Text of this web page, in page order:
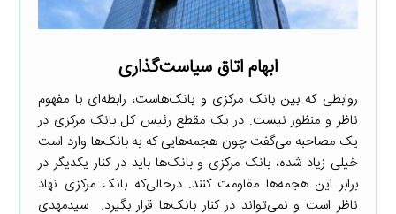
ابهام اتاق سیاست‌گذاری
روابطی که بین بانک‌ مرکزی و بانک‌هاست، رابطه‌ای با مفهوم
ناظر و منظور نیست. در یک مقطع رئیس کل بانک مرکزی در
یک مصاحبه می‌گفت چون هجمه‌‌هایی که به بانک‌ها وارد است
خیلی زیاد شده، بانک مرکزی و بانک‌ها باید در کنار یکدیگر در
برابر این هجمه‌ها مقاومت کنند. درحالی‌که بانک مرکزی نهاد
ناظر است و نمی‌تواند در کنار بانک‌ها قرار بگیرد. سیدمهدی